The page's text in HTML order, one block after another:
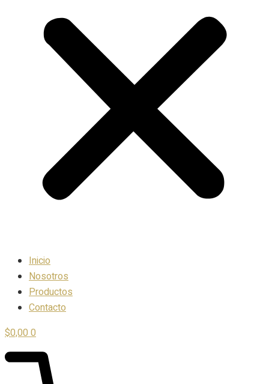
Inicio
Nosotros
Productos
Contacto
$0,000